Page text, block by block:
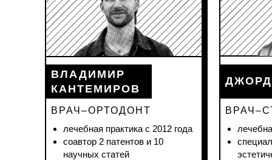
лечебная практика с 2012 года
соавтор 2 патентов и 10
научных статей
ВРАЧ–ОРТОДОНТ
ВЛАДИМИР
КАНТЕМИРОВ